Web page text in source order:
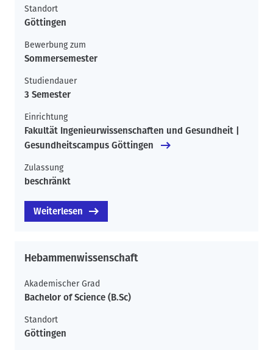
Standort
Göttingen
Bewerbung zum
Sommersemester
Studiendauer
3 Semester
Einrichtung
Fakultät Ingenieurwissenschaften und Gesundheit |
Gesundheitscampus Göttingen
Zulassung
beschränkt
Weiterlesen
Hebammenwissenschaft
Akademischer Grad
Bachelor of Science (B.Sc)
Standort
Göttingen